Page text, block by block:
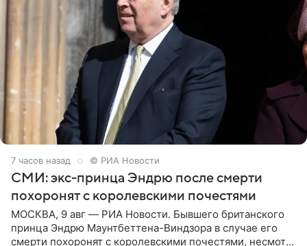
7 часов назад © РИА Новости
СМИ: экс-принца Эндрю после смерти
похоронят с королевскими почестями
МОСКВА, 9 авг — РИА Новости. Бывшего британского
принца Эндрю Маунтбеттена-Виндзора в случае его
смерти похоронят с королевскими почестями, несмотря